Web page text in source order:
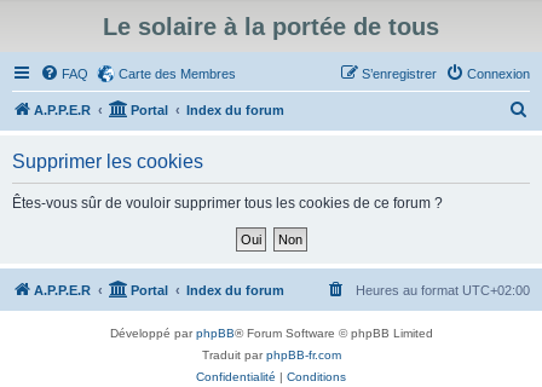
Le solaire à la portée de tous
FAQ Carte des Membres Connexion
S’enregistrer
A.P.P.E.R Portal Index du forum
h
Supprimer les cookies
Êtes-vous sûr de vouloir supprimer tous les cookies de ce forum ?
A.P.P.E.R Portal Index du forum Heures au format UTC+02:00
Développé parphpBB® Forum Software © phpBB Limited
Traduit parphpBB-fr.com
Confidentialité | Conditions